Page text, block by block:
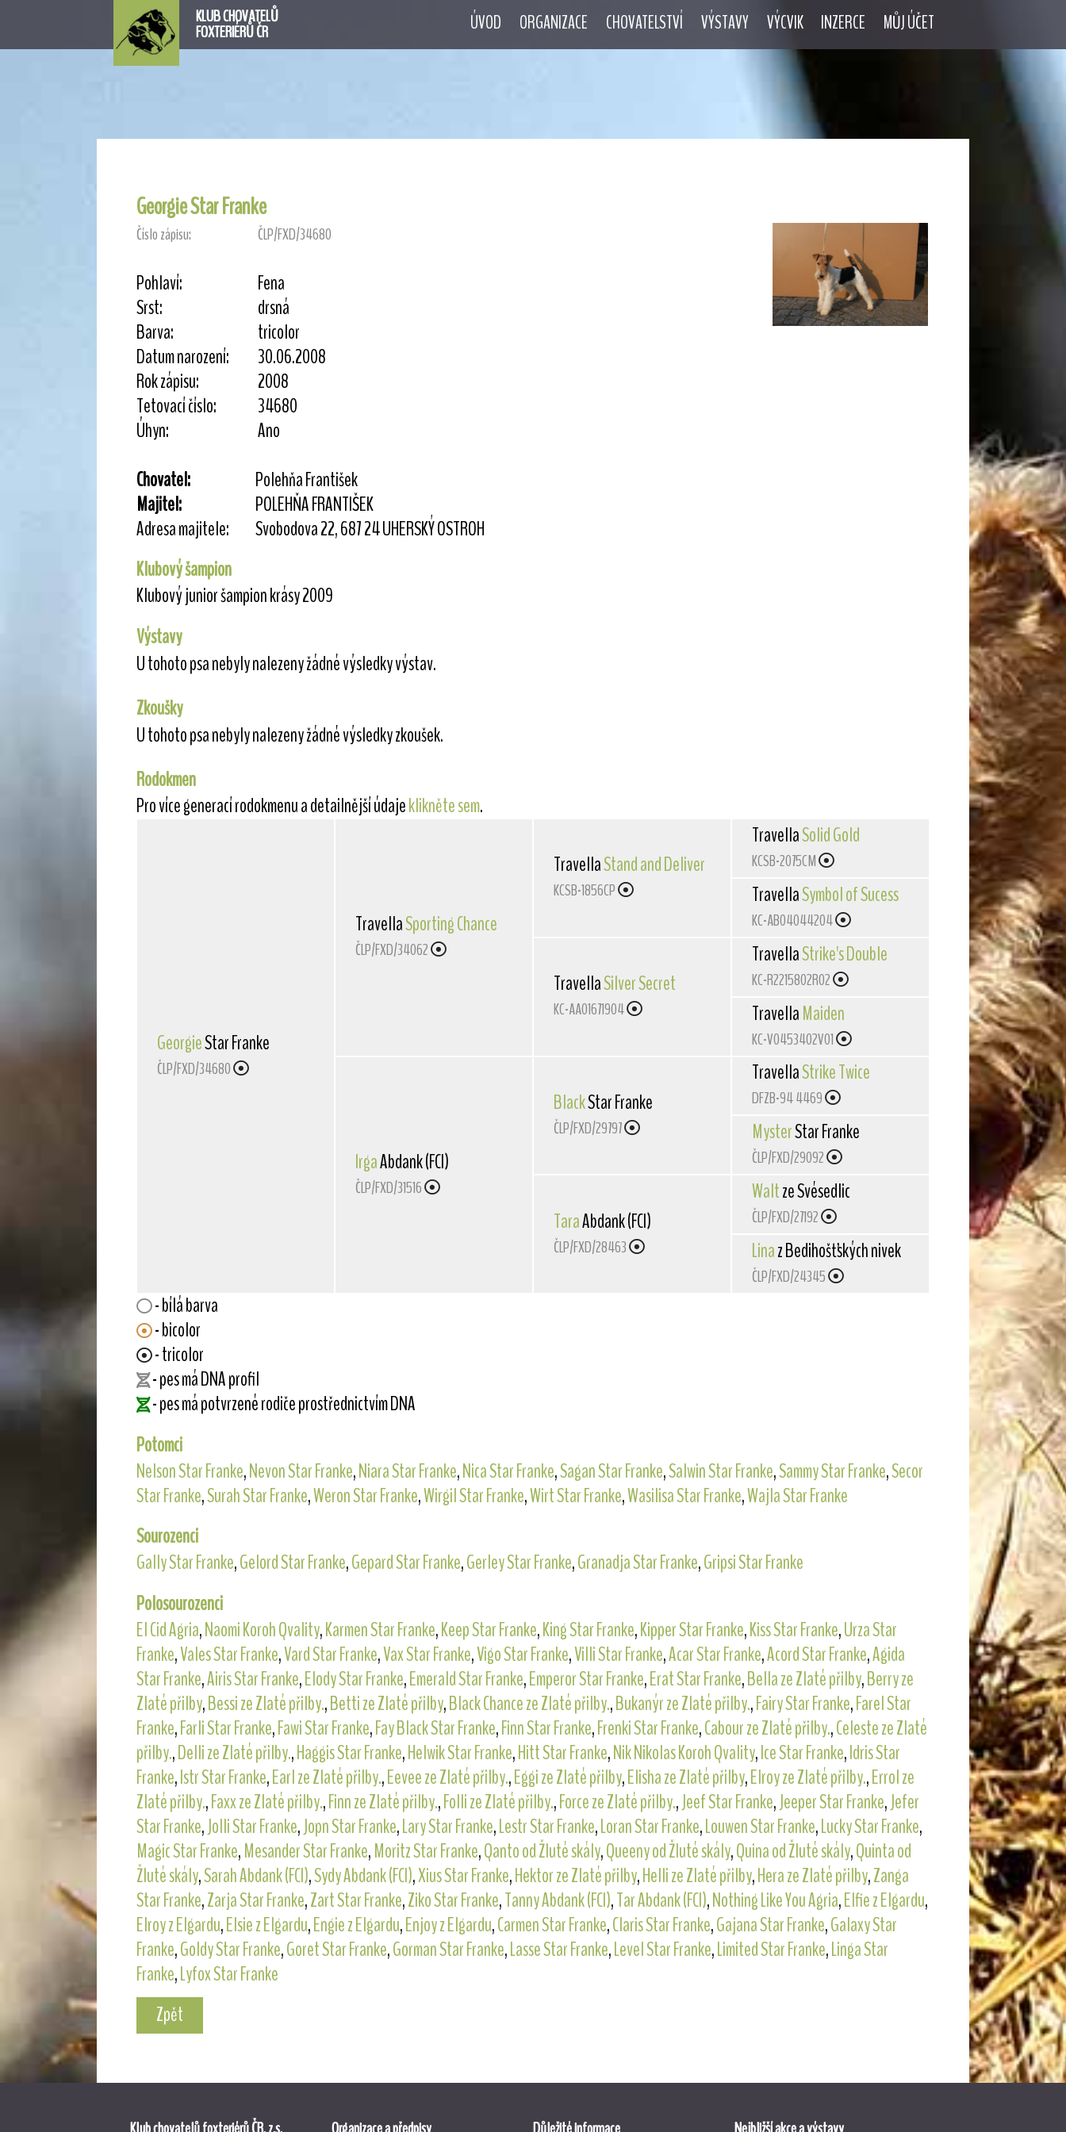
KLUB CHOVATELŮ
FOXTERIÉRŮ ČR ÚVOD ORGANIZACE CHOVATELSTVÍ VÝSTAVY VÝCVIK INZERCE MŮJ ÚČET
Georgie Star Franke
Číslo zápisu: ČLP/FXD/34680
Pohlaví:
Fena
Srst:
drsná
Barva:
tricolor
Datum narození:
30.06.2008
Rok zápisu:
2008
Tetovací číslo:
34680
Úhyn:
Ano
Chovatel:
Polehňa František
Majitel:
POLEHŇA FRANTIŠEK
Adresa majitele:
Svobodova 22, 687 24 UHERSKÝ OSTROH
Klubový šampion
Klubový junior šampion krásy 2009
Výstavy
U tohoto psa nebyly nalezeny žádné výsledky výstav.
Zkoušky
U tohoto psa nebyly nalezeny žádné výsledky zkoušek.
Rodokmen
Pro více generací rodokmenu a detailnější údajeklikněte sem.
GeorgieStar Franke
ČLP/FXD/34680
TravellaSporting Chance
ČLP/FXD/34062
IrgaAbdank (FCI)
ČLP/FXD/31516
TravellaStand and Deliver
KCSB-1856CP
TravellaSilver Secret
KC-AA01671904
BlackStar Franke
ČLP/FXD/29797
TaraAbdank (FCI)
ČLP/FXD/28463
TravellaSolid Gold
KCSB-2075CM
TravellaSymbol of Sucess
KC-AB04044204
TravellaStrike's Double
KC-R2215802R02
TravellaMaiden
KC-V0453402V01
TravellaStrike Twice
DFZB-94 4469
MysterStar Franke
ČLP/FXD/29092
Waltze Svésedlic
ČLP/FXD/27192
Linaz Bedihošťských nivek
ČLP/FXD/24345
- bílá barva
- bicolor
- tricolor
- pes má DNA profil
- pes má potvrzené rodiče prostřednictvím DNA
Potomci
Nelson Star Franke,Nevon Star Franke,Niara Star Franke,Nica Star Franke,Sagan Star Franke,Salwin Star Franke,Sammy Star Franke,Secor
Star Franke,Surah Star Franke,Weron Star Franke,Wirgil Star Franke,Wirt Star Franke,Wasilisa Star Franke,Wajla Star Franke
Sourozenci
Gally Star Franke,Gelord Star Franke,Gepard Star Franke,Gerley Star Franke,Granadja Star Franke,Gripsi Star Franke
Polosourozenci
El Cid Agria,Naomi Koroh Qvality,Karmen Star Franke,Keep Star Franke,King Star Franke,Kipper Star Franke,Kiss Star Franke,Urza Star
Franke,Vales Star Franke,Vard Star Franke,Vax Star Franke,Vigo Star Franke,Villi Star Franke,Acar Star Franke,Acord Star Franke,Agida
Star Franke,Airis Star Franke,Elody Star Franke,Emerald Star Franke,Emperor Star Franke,Erat Star Franke,Bella ze Zlaté přilby,Berry ze
Zlaté přilby,Bessi ze Zlaté přilby.,Betti ze Zlaté přilby,Black Chance ze Zlaté přilby.,Bukanýr ze Zlaté přilby.,Fairy Star Franke,Farel Star
Franke,Farli Star Franke,Fawi Star Franke,Fay Black Star Franke,Finn Star Franke,Frenki Star Franke,Cabour ze Zlaté přilby.,Celeste ze Zlaté
přilby.,Delli ze Zlaté přilby.,Haggis Star Franke,Helwik Star Franke,Hitt Star Franke,Nik Nikolas Koroh Qvality,Ice Star Franke,Idris Star
Franke,Istr Star Franke,Earl ze Zlaté přilby.,Eevee ze Zlaté přilby.,Eggi ze Zlaté přilby,Elisha ze Zlaté přilby,Elroy ze Zlaté přilby.,Errol ze
Zlaté přilby.,Faxx ze Zlaté přilby.,Finn ze Zlaté přilby.,Folli ze Zlaté přilby.,Force ze Zlaté přilby.,Jeef Star Franke,Jeeper Star Franke,Jefer
Star Franke,Jolli Star Franke,Jopn Star Franke,Lary Star Franke,Lestr Star Franke,Loran Star Franke,Louwen Star Franke,Lucky Star Franke,
Magic Star Franke,Mesander Star Franke,Moritz Star Franke,Qanto od Žluté skály,Queeny od Žluté skály,Quina od Žluté skály,Quinta od
Žluté skály,Sarah Abdank (FCI),Sydy Abdank (FCI),Xius Star Franke,Hektor ze Zlaté přilby,Helli ze Zlaté přilby,Hera ze Zlaté přilby,Zanga
Star Franke,Zarja Star Franke,Zart Star Franke,Ziko Star Franke,Tanny Abdank (FCI),Tar Abdank (FCI),Nothing Like You Agria,Elfie z Elgardu,
Elroy z Elgardu,Elsie z Elgardu,Engie z Elgardu,Enjoy z Elgardu,Carmen Star Franke,Claris Star Franke,Gajana Star Franke,Galaxy Star
Franke,Goldy Star Franke,Goret Star Franke,Gorman Star Franke,Lasse Star Franke,Level Star Franke,Limited Star Franke,Linga Star
Franke,Lyfox Star Franke
Zpět